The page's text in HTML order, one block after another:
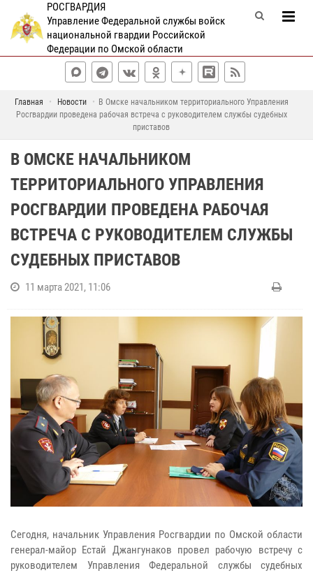
РОСГВАРДИЯ
Управление Федеральной службы войск
национальной гвардии Российской
Федерации по Омской области
Главная Новости
В Омске начальником территориального Управления
Росгвардии проведена рабочая встреча с руководителем службы судебных
приставов
В ОМСКЕ НАЧАЛЬНИКОМ
ТЕРРИТОРИАЛЬНОГО УПРАВЛЕНИЯ
РОСГВАРДИИ ПРОВЕДЕНА РАБОЧАЯ
ВСТРЕЧА С РУКОВОДИТЕЛЕМ СЛУЖБЫ
СУДЕБНЫХ ПРИСТАВОВ
11 марта 2021, 11:06
Сегодня, начальник Управления Росгвардии по Омской области
генерал-майор Естай Джангунаков провел рабочую встречу с
руководителем Управления Федеральной службы судебных